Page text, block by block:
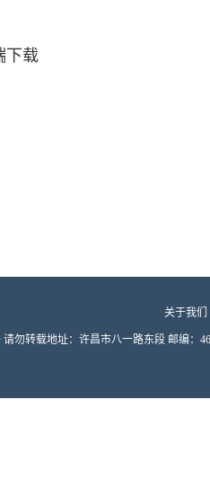
下载
关于我们
勿转载地址：许昌市八一路东段 邮编：